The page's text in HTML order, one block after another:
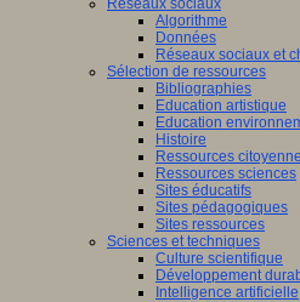
Réseaux sociaux
Algorithme
Données
Réseaux sociaux et
Sélection de ressources
Bibliographies
Education artistique
Education
Histoire
Ressources
Ressources sciences
Sites éducatifs
Sites pédagogiques
Sites ressources
Sciences et techniques
Culture scientifique
Développement
Intelligence artificielle